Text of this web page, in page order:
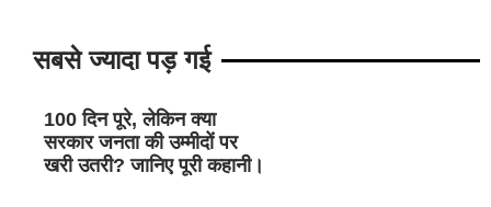
सबसे ज्यादा पड़ गई
100 दिन पूरे, लेकिन क्या
सरकार जनता की उम्मीदों पर
खरी उतरी? जानिए पूरी कहानी।